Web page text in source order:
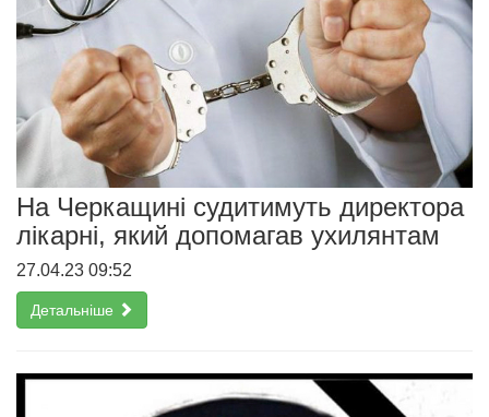
На Черкащині судитимуть директора
лікарні, який допомагав ухилянтам
27.04.23 09:52
Детальніше